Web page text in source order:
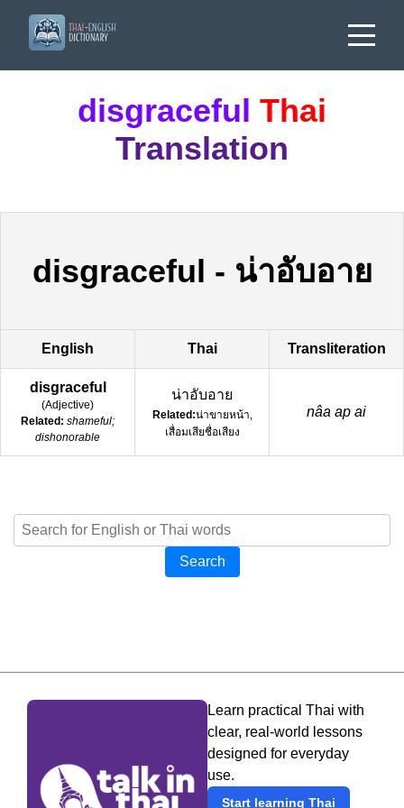
disgraceful Thai
Translation
disgraceful - น่าอับอาย
English Thai Transliteration
disgraceful
(Adjective)
Related: shameful;
dishonorable
น่าอับอาย
Related:น่าขายหน้า,
เสื่อมเสียชื่อเสียง
nâa ap ai
Search
Learn practical Thai with
clear, real-world lessons
designed for everyday
use.
Start learning Thai